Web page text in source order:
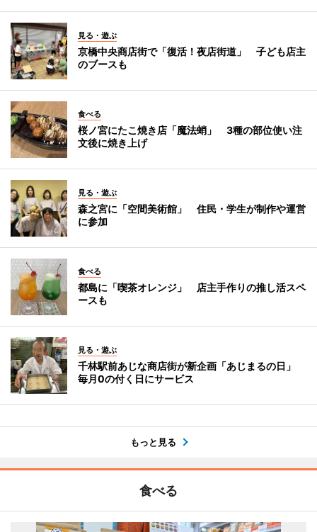
見る・遊ぶ
京橋中央商店街で「復活！夜店街道」 子ども店主
のブースも
食べる
桜ノ宮にたこ焼き店「魔法蛸」 3種の部位使い注
文後に焼き上げ
見る・遊ぶ
森之宮に「空間美術館」 住民・学生が制作や運営
に参加
食べる
都島に「喫茶オレンジ」 店主手作りの推し活スペ
ースも
見る・遊ぶ
千林駅前あじな商店街が新企画「あじまるの日」
毎月0の付く日にサービス
もっと見る
食べる